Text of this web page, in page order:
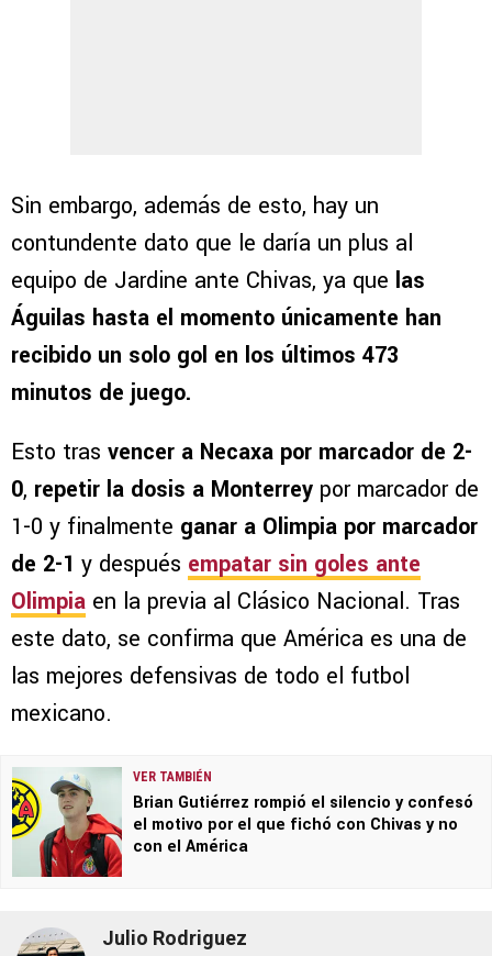
Sin embargo, además de esto, hay un
contundente dato que le daría un plus al
equipo de Jardine ante Chivas, ya que las
Águilas hasta el momento únicamente han
recibido un solo gol en los últimos 473
minutos de juego.
Esto tras vencer a Necaxa por marcador de 2-
0, repetir la dosis a Monterrey por marcador de
1-0 y finalmente ganar a Olimpia por marcador
de 2-1 y después empatar sin goles ante
Olimpia en la previa al Clásico Nacional. Tras
este dato, se confirma que América es una de
las mejores defensivas de todo el futbol
mexicano.
VER TAMBIÉN
Brian Gutiérrez rompió el silencio y confesó
el motivo por el que fichó con Chivas y no
con el América
Julio Rodriguez